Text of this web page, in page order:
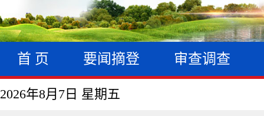
首 页 要闻摘登 审查调查
2026年8月7日 星期五